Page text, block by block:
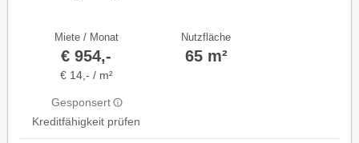
Miete / Monat
€ 954,-
€ 14,- / m²
Gesponsert
Kreditfähigkeit prüfen
Nutzfläche
65 m²